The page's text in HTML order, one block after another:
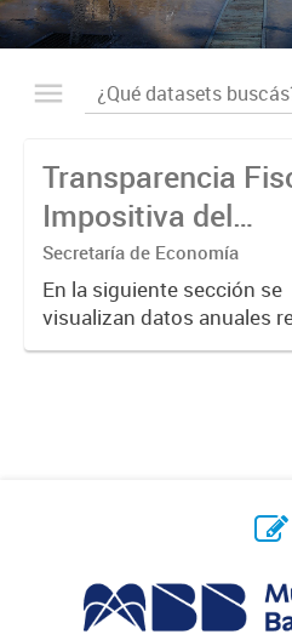
Transparencia
Impositiva del
Municipio. Año
Secretaría de Economía
En la siguiente sección se
visualizan datos anuales
la transparencia fiscal e